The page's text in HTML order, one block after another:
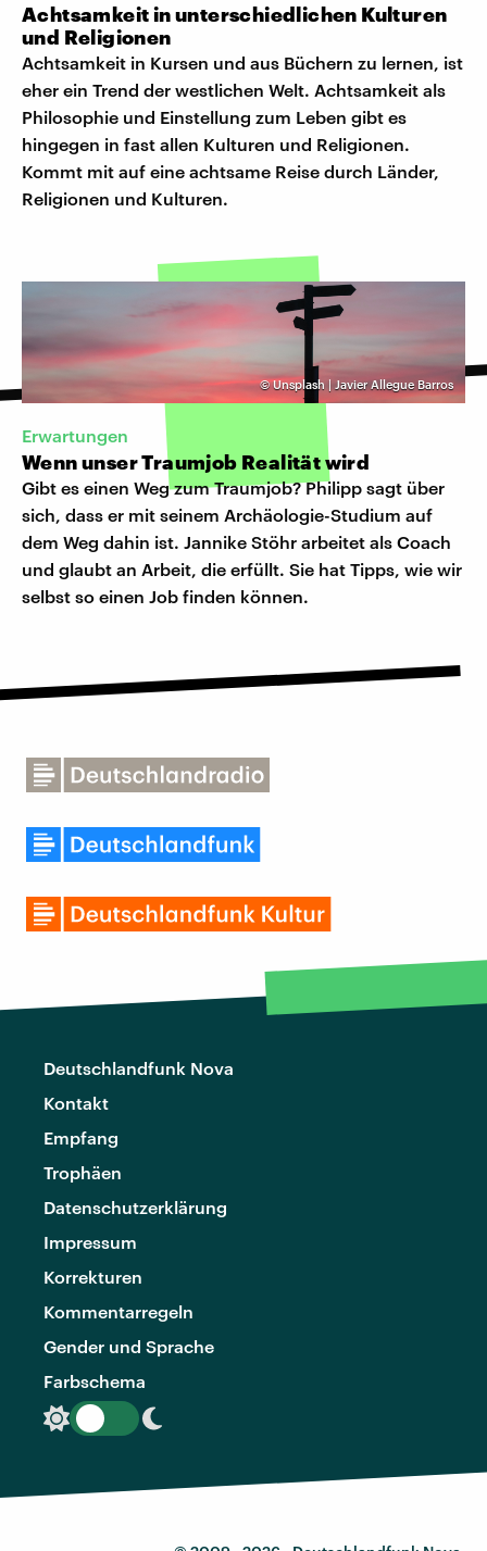
Achtsamkeit in unterschiedlichen Kulturen
und Religionen
Achtsamkeit in Kursen und aus Büchern zu lernen, ist
eher ein Trend der westlichen Welt. Achtsamkeit als
Philosophie und Einstellung zum Leben gibt es
hingegen in fast allen Kulturen und Religionen.
Kommt mit auf eine achtsame Reise durch Länder,
Religionen und Kulturen.
©Unsplash | Javier Allegue Barros
Erwartungen
Wenn unser Traumjob Realität wird
Gibt es einen Weg zum Traumjob? Philipp sagt über
sich, dass er mit seinem Archäologie-Studium auf
dem Weg dahin ist. Jannike Stöhr arbeitet als Coach
und glaubt an Arbeit, die erfüllt. Sie hat Tipps, wie wir
selbst so einen Job finden können.
Deutschlandfunk Nova
Kontakt
Empfang
Trophäen
Datenschutzerklärung
Impressum
Korrekturen
Kommentarregeln
Gender und Sprache
Farbschema